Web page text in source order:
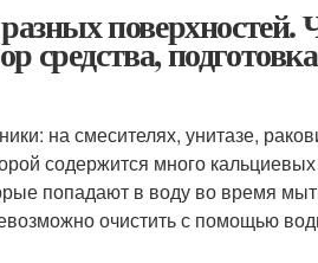
поверхностей.
средства,
на смесителях, унитазе,
содержится много
попадают в воду во время
очистить с помощью